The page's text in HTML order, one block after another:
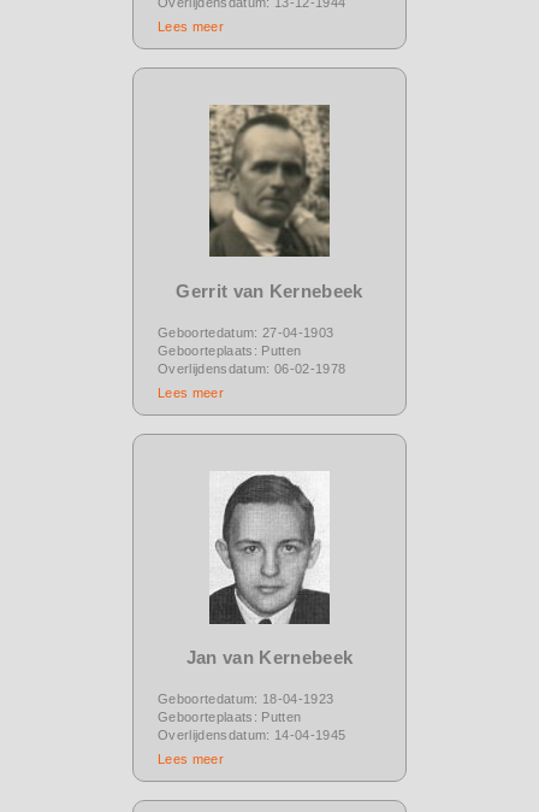
Lees meer
Gerrit van Kernebeek
Geboortedatum: 27-04-1903
Geboorteplaats: Putten
Overlijdensdatum: 06-02-1978
Lees meer
Jan van Kernebeek
Geboortedatum: 18-04-1923
Geboorteplaats: Putten
Overlijdensdatum: 14-04-1945
Lees meer